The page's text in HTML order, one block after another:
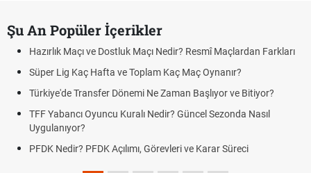
Şu An Popüler İçerikler
Hazırlık Maçı ve Dostluk Maçı Nedir? Resmî Maçlardan Farkları
Süper Lig Kaç Hafta ve Toplam Kaç Maç Oynanır?
Türkiye'de Transfer Dönemi Ne Zaman Başlıyor ve Bitiyor?
TFF Yabancı Oyuncu Kuralı Nedir? Güncel Sezonda Nasıl
Uygulanıyor?
PFDK Nedir? PFDK Açılımı, Görevleri ve Karar Süreci